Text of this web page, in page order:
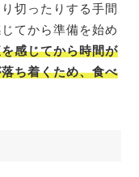
切ったりする手間
てから準備を始め
感じてから時間が
ち着くため、食べ